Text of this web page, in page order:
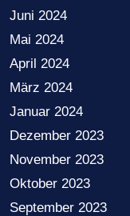
Juni 2024
Mai 2024
April 2024
März 2024
Januar 2024
Dezember 2023
November 2023
Oktober 2023
September 2023